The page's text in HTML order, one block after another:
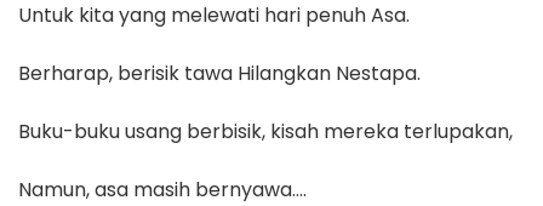
Untuk kita yang melewati hari penuh Asa.
Berharap, berisik tawa Hilangkan Nestapa.
Buku-buku usang berbisik, kisah mereka terlupakan,
Namun, asa masih bernyawa….